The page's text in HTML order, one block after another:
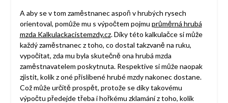
A aby se v tom zaměstnanec aspoň v hrubých rysech
orientoval, pomůže mu s výpočtem pojmu průměrná hrubá
mzda Kalkulackacistemzdy.cz. Díky této kalkulačce si může
každý zaměstnanec z toho, co dostal takzvaně na ruku,
vypočítat, zda mu byla skutečně ona hrubá mzda
zaměstnavatelem poskytnuta. Respektive si může naopak
zjistit, kolik z oné přislíbené hrubé mzdy nakonec dostane.
Což může určitě prospět, protože se díky takovému
výpočtu předejde třeba i hořkému zklamání z toho, kolik